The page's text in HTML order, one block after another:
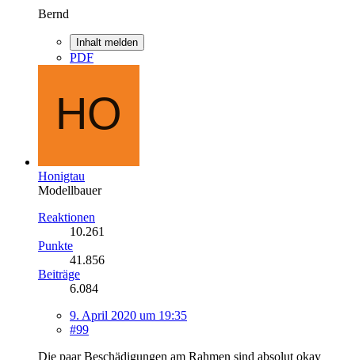
Bernd
Inhalt melden
PDF
Honigtau
Modellbauer
Reaktionen
10.261
Punkte
41.856
Beiträge
6.084
9. April 2020 um 19:35
#99
Die paar Beschädigungen am Rahmen sind absolut okay